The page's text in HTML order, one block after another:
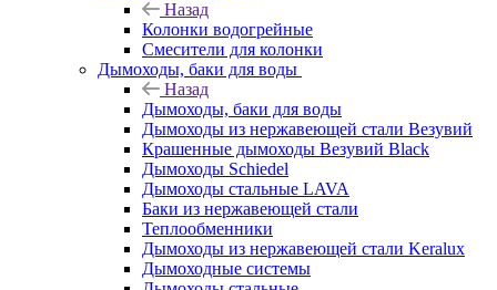
Назад
Колонки водогрейные
Смесители для колонки
Дымоходы, баки для воды
Назад
Дымоходы, баки для воды
Дымоходы из нержавеющей стали Везувий
Крашенные дымоходы Везувий Black
Дымоходы Schiedel
Дымоходы стальные LAVA
Баки из нержавеющей стали
Теплообменники
Дымоходы из нержавеющей стали Keralux
Дымоходные системы